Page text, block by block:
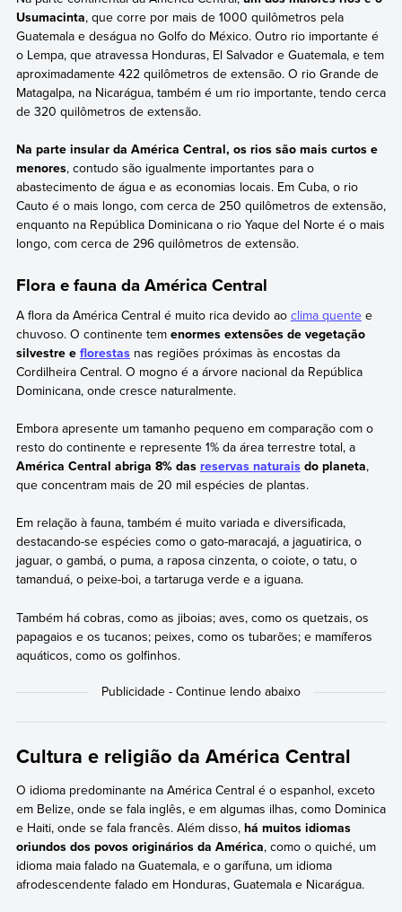
Usumacinta, que corre por mais de 1000 quilômetros pela
Guatemala e deságua no Golfo do México. Outro rio importante é
o Lempa, que atravessa Honduras, El Salvador e Guatemala, e tem
aproximadamente 422 quilômetros de extensão. O rio Grande de
Matagalpa, na Nicarágua, também é um rio importante, tendo cerca
de 320 quilômetros de extensão.
Na parte insular da América Central, os rios são mais curtos e
menores, contudo são igualmente importantes para o
abastecimento de água e as economias locais. Em Cuba, o rio
Cauto é o mais longo, com cerca de 250 quilômetros de extensão,
enquanto na República Dominicana o rio Yaque del Norte é o mais
longo, com cerca de 296 quilômetros de extensão.
Flora e fauna da América Central
A flora da América Central é muito rica devido ao clima quentee
chuvoso. O continente tem enormes extensões de vegetação
silvestre e florestasnas regiões próximas às encostas da
Cordilheira Central. O mogno é a árvore nacional da República
Dominicana, onde cresce naturalmente.
Embora apresente um tamanho pequeno em comparação com o
resto do continente e represente 1% da área terrestre total, a
América Central abriga 8% das reservas naturaisdo planeta,
que concentram mais de 20 mil espécies de plantas.
Em relação à fauna, também é muito variada e diversificada,
destacando-se espécies como o gato-maracajá, a jaguatirica, o
jaguar, o gambá, o puma, a raposa cinzenta, o coiote, o tatu, o
tamanduá, o peixe-boi, a tartaruga verde e a iguana.
Também há cobras, como as jiboias; aves, como os quetzais, os
papagaios e os tucanos; peixes, como os tubarões; e mamíferos
aquáticos, como os golfinhos.
Cultura e religião da América Central
O idioma predominante na América Central é o espanhol, exceto
em Belize, onde se fala inglês, e em algumas ilhas, como Dominica
e Haiti, onde se fala francês. Além disso, há muitos idiomas
oriundos dos povos originários da América, como o quiché, um
idioma maia falado na Guatemala, e o garífuna, um idioma
afrodescendente falado em Honduras, Guatemala e Nicarágua.